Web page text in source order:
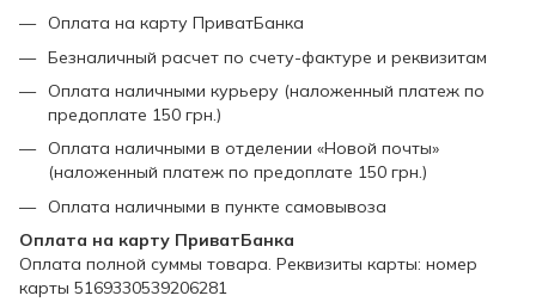
Оплата на карту ПриватБанка
Безналичный расчет по счету-фактуре и реквизитам
Оплата наличными курьеру (наложенный платеж по
предоплате 150 грн.)
Оплата наличными в отделении «Новой почты»
(наложенный платеж по предоплате 150 грн.)
Оплата наличными в пункте самовывоза
Оплата на карту ПриватБанка
Оплата полной суммы товара. Реквизиты карты: номер
карты 5169330539206281